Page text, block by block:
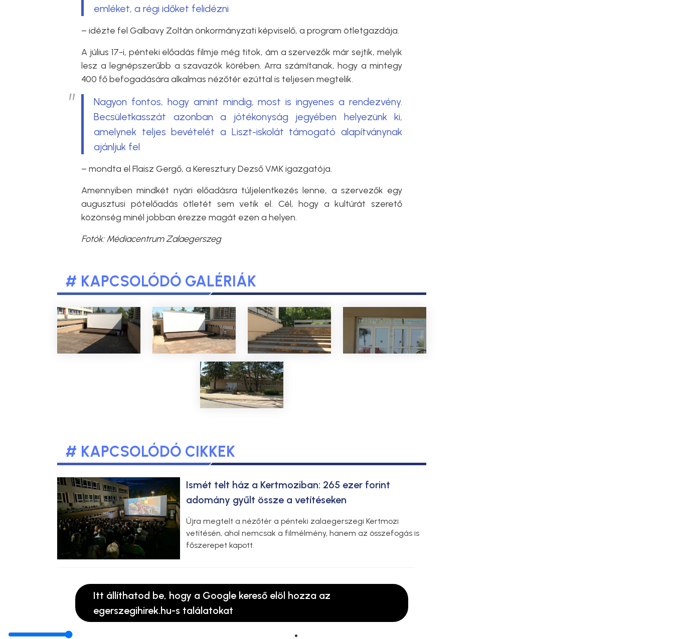
emléket, a régi időket felidézni
– idézte fel Galbavy Zoltán önkormányzati képviselő, a program ötletgazdája.
A július 17-i, pénteki előadás filmje még titok, ám a szervezők már sejtik, melyik
lesz a legnépszerűbb a szavazók körében. Arra számítanak, hogy a mintegy
400 fő befogadására alkalmas nézőtér ezúttal is teljesen megtelik.
Nagyon fontos, hogy amint mindig, most is ingyenes a rendezvény.
Becsületkasszát azonban a jótékonyság jegyében helyezünk ki,
amelynek teljes bevételét a Liszt-iskolát támogató alapítványnak
ajánljuk fel
– mondta el Flaisz Gergő, a Keresztury Dezső VMK igazgatója.
Amennyiben mindkét nyári előadásra túljelentkezés lenne, a szervezők egy
augusztusi pótelőadás ötletét sem vetik el. Cél, hogy a kultúrát szerető
közönség minél jobban érezze magát ezen a helyen.
Fotók: Médiacentrum Zalaegerszeg
# KAPCSOLÓDÓ GALÉRIÁK
# KAPCSOLÓDÓ CIKKEK
Ismét telt ház a Kertmoziban: 265 ezer forint
adomány gyűlt össze a vetítéseken
Újra megtelt a nézőtér a pénteki zalaegerszegi Kertmozi
vetítésén, ahol nemcsak a filmélmény, hanem az összefogás is
főszerepet kapott.
Itt állíthatod be, hogy a Google kereső elöl hozza az
egerszegihirek.hu-s találatokat